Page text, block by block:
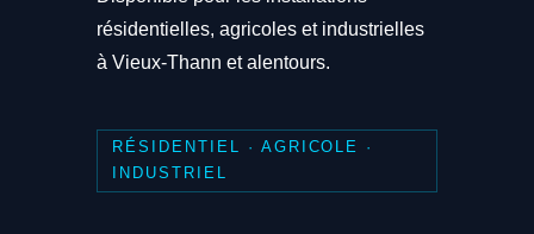
résidentielles, agricoles et industrielles
à Vieux-Thann et alentours.
RÉSIDENTIEL · AGRICOLE ·
INDUSTRIEL